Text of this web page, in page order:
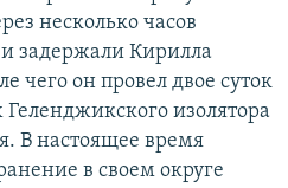
несколько часов
задержали Кирилла
чего он провел двое суток
изолятора
В настоящее время
в своем округе